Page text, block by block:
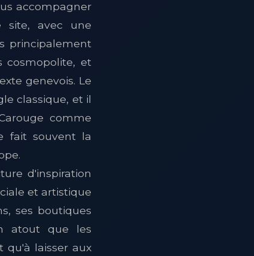
accompagner
site, avec une
principalement
cosmopolite, et
genevois. Le
classique, et il
comme
fait souvent la
d'inspiration
et artistique
ses boutiques
atout que les
qu'à laisser aux